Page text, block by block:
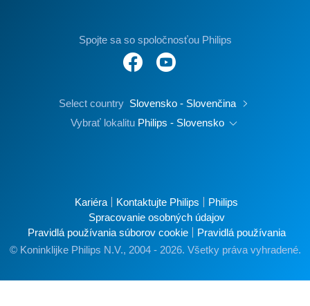
Spojte sa so spoločnosťou Philips
Select country Slovensko - Slovenčina
Vybrať lokalitu Philips - Slovensko
Kariéra Kontaktujte Philips
Philips
Spracovanie osobných údajov
Pravidlá používania súborov cookie
Pravidlá používania
© Koninklijke Philips N.V., 2004 - 2026. Všetky práva vyhradené.